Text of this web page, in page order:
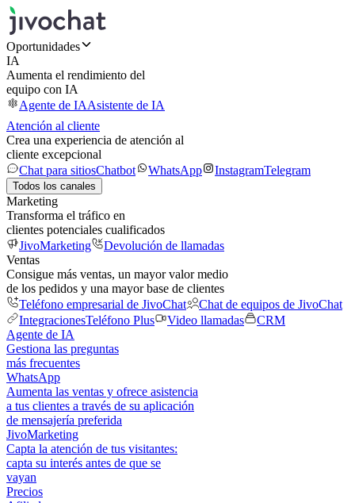
Oportunidades
IA
Aumenta el rendimiento del
equipo con IA
Agente de IAAsistente de IA
Atención al cliente
Crea una experiencia de atención al
cliente excepcional
Chat para sitiosChatbot WhatsApp InstagramTelegram
Todos los canales
Marketing
Transforma el tráfico en
clientes potenciales cualificados
JivoMarketing
Devolución de llamadas
Ventas
Consigue más ventas, un mayor valor medio
de los pedidos y una mayor base de clientes
Teléfono empresarial de JivoChat
Chat de equipos de JivoChat
IntegracionesTeléfono Plus Video llamadas
CRM
Agente de IA
Gestiona las preguntas
más frecuentes
WhatsApp
Aumenta las ventas y ofrece asistencia
a tus clientes a través de su aplicación
de mensajería preferida
JivoMarketing
Capta la atención de tus visitantes:
capta su interés antes de que se
vayan
Precios